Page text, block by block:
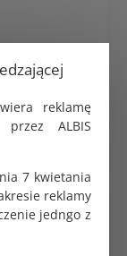
reklamę
przez ALBIS
7 kwietania
reklamy
jedngo z
narzędzi